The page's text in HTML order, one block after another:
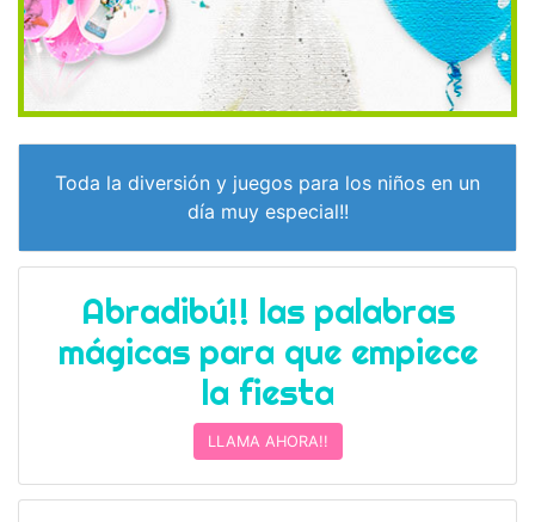
Toda la diversión y juegos para los niños en un
día muy especial!!
Abradibú!! las palabras
mágicas para que empiece
la fiesta
LLAMA AHORA!!